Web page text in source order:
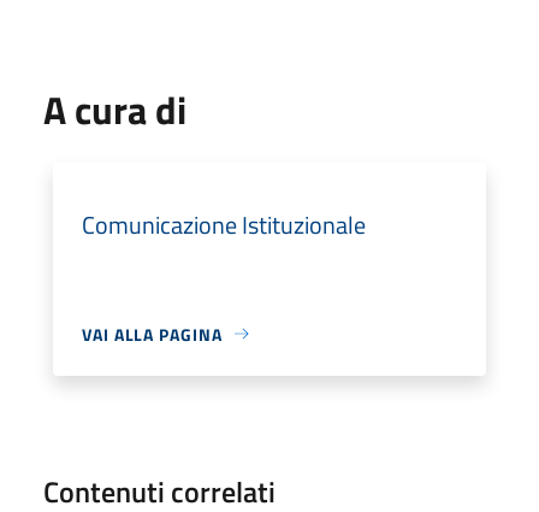
A cura di
Comunicazione Istituzionale
VAI ALLA PAGINA
Contenuti correlati